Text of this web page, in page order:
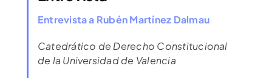
Entrevista a Rubén Martínez Dalmau
Catedrático de Derecho Constitucional
de la Universidad de Valencia